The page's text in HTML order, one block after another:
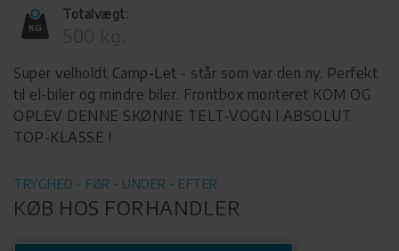
Totalvægt:
Super velholdt Camp-Let - står som var den ny. Perfekt
til el-biler og mindre biler. Frontbox monteret KOM OG
OPLEV DENNE SKØNNE TELT-VOGN I ABSOLUT
TOP-KLASSE !
TRYGHED - FØR - UNDER - EFTER
KØB HOS FORHANDLER